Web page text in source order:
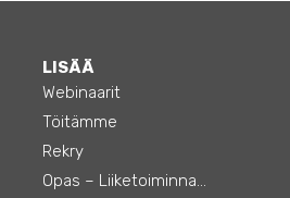
LISÄÄ
Webinaarit
Töitämme
Rekry